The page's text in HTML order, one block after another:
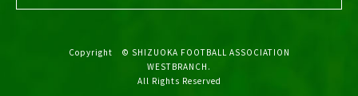
Copyright © SHIZUOKA FOOTBALL ASSOCIATION
WESTBRANCH.
All Rights Reserved